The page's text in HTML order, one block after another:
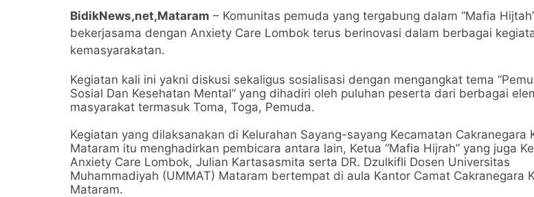
BidikNews,net,Mataram – Komunitas pemuda yang tergabung dalam “Mafia
bekerjasama dengan Anxiety Care Lombok terus berinovasi dalam berbagai
kemasyarakatan.
Kegiatan kali ini yakni diskusi sekaligus sosialisasi dengan mengangkat tema
Sosial Dan Kesehatan Mental” yang dihadiri oleh puluhan peserta dari berbagai
masyarakat termasuk Toma, Toga, Pemuda.
Kegiatan yang dilaksanakan di Kelurahan Sayang-sayang Kecamatan Cakranegara
Mataram itu menghadirkan pembicara antara lain, Ketua “Mafia Hijrah” yang juga
Anxiety Care Lombok, Julian Kartasasmita serta DR. Dzulkifli Dosen Universitas
Muhammadiyah (UMMAT) Mataram bertempat di aula Kantor Camat Cakranegara
Mataram.